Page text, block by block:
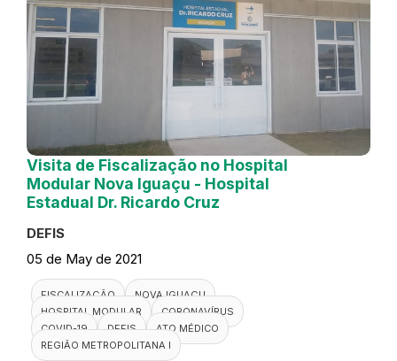
Visita de Fiscalização no Hospital
Modular Nova Iguaçu - Hospital
Estadual Dr. Ricardo Cruz
DEFIS
05 de May de 2021
FISCALIZAÇÃO
NOVA IGUAÇU
HOSPITAL MODULAR
CORONAVÍRUS
COVID-19
DEFIS
ATO MÉDICO
REGIÃO METROPOLITANA I